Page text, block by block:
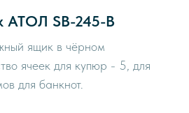
SB-245-B
ящик в чёрном
ячеек для купюр - 5, для
для банкнот.